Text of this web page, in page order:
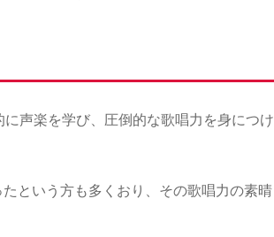
声楽を学び、圧倒的な歌唱力を身につけ
という方も多くおり、その歌唱力の素晴